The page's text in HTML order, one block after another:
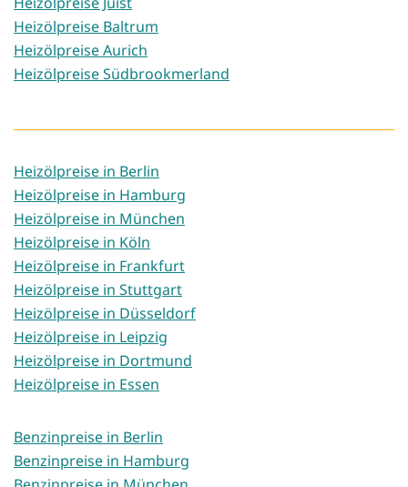
Heizölpreise Baltrum
Heizölpreise Aurich
Heizölpreise Südbrookmerland
Heizölpreise in Berlin
Heizölpreise in Hamburg
Heizölpreise in München
Heizölpreise in Köln
Heizölpreise in Frankfurt
Heizölpreise in Stuttgart
Heizölpreise in Düsseldorf
Heizölpreise in Leipzig
Heizölpreise in Dortmund
Heizölpreise in Essen
Benzinpreise in Berlin
Benzinpreise in Hamburg